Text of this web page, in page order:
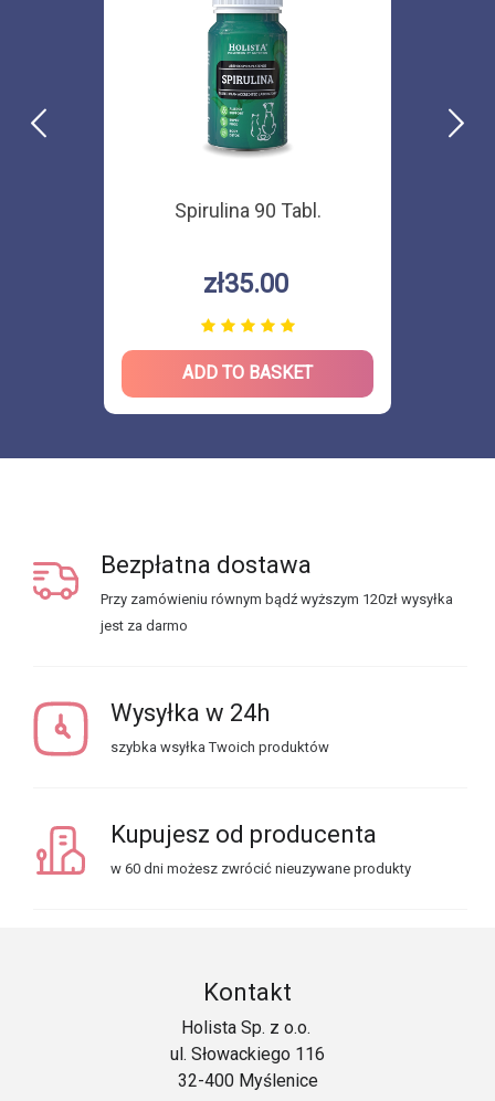
Spirulina 90 Tabl.
zł35.00
ADD TO BASKET
Bezpłatna dostawa
Przy zamówieniu równym bądź wyższym 120zł wysyłka
jest za darmo
Wysyłka w 24h
szybka wsyłka Twoich produktów
Kupujesz od producenta
w 60 dni możesz zwrócić nieuzywane produkty
Kontakt
Holista Sp. z o.o.
ul. Słowackiego 116
32-400 Myślenice